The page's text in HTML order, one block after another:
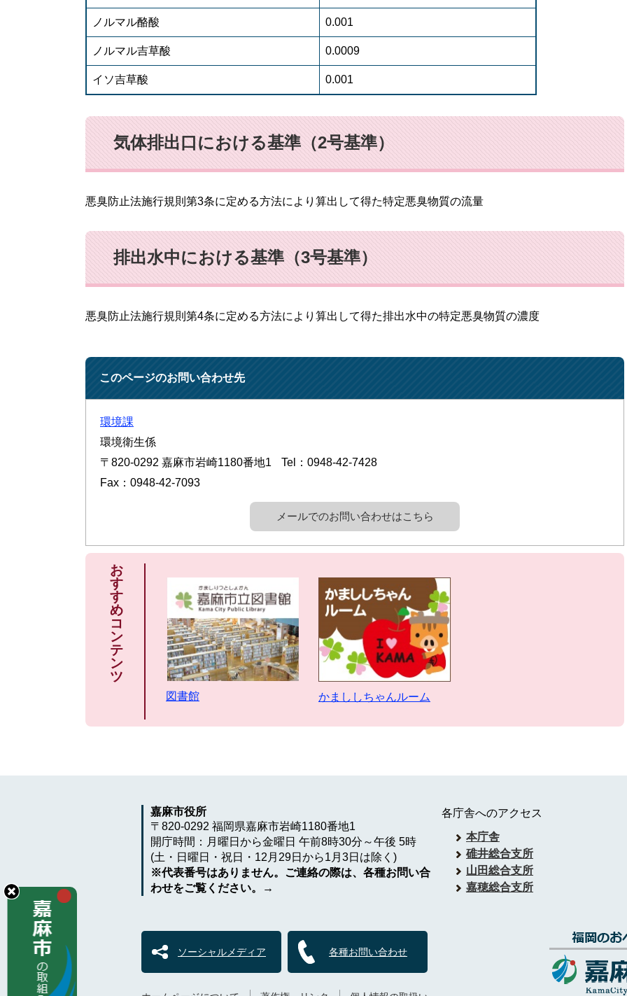
ノルマル酪酸 0.001
ノルマル吉草酸 0.0009
イソ吉草酸 0.001
気体排出口における基準（2号基準）
悪臭防止法施行規則第3条に定める方法により算出して得た特定悪臭物質の流量
排出水中における基準（3号基準）
悪臭防止法施行規則第4条に定める方法により算出して得た排出水中の特定悪臭物質の濃度
このページのお問い合わせ先
環境課
環境衛生係
〒820-0292 嘉麻市岩崎1180番地1
Tel：0948-42-7428
Fax：0948-42-7093
メールでのお問い合わせはこちら
お
す
す
め
コ
ン
テ
ン
ツ
図書館 かまししちゃんルーム
嘉麻市役所
〒820-0292 福岡県嘉麻市岩崎1180番地1
開庁時間：月曜日から金曜日 午前8時30分～午後 5時
(土・日曜日・祝日・12月29日から1月3日は除く)
※代表番号はありません。ご連絡の際は、各種お問い合
わせをご覧ください。→
ソーシャルメディア 各種お問い合わせ
各庁舎へのアクセス
本庁舎
碓井総合支所
山田総合支所
嘉穂総合支所